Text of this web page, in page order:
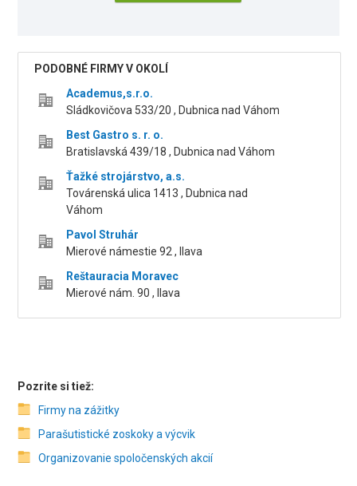
PODOBNÉ FIRMY V OKOLÍ
Academus,s.r.o.
Sládkovičova 533/20 , Dubnica nad Váhom
Best Gastro s. r. o.
Bratislavská 439/18 , Dubnica nad Váhom
Ťažké strojárstvo, a.s.
Továrenská ulica 1413 , Dubnica nad
Váhom
Pavol Struhár
Mierové námestie 92 , Ilava
Reštauracia Moravec
Mierové nám. 90 , Ilava
Pozrite si tiež:
Firmy na zážitky
Parašutistické zoskoky a výcvik
Organizovanie spoločenských akcií